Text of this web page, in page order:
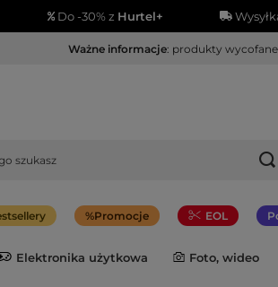
Do -30% z Hurtel+
Ważne informacje: produkty
Promocje EOL
Elektronika użytkowa Foto, wideo